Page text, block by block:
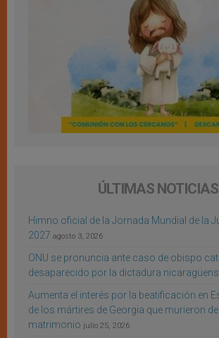
ÚLTIMAS NOTICIAS
Himno oficial de la Jornada Mundial de la
2027 agosto 3, 2026
ONU se pronuncia ante caso de obispo
desaparecido por la dictadura
Aumenta el interés por la beatificación en
de los mártires de Georgia que murieron
matrimonio julio 25, 2026